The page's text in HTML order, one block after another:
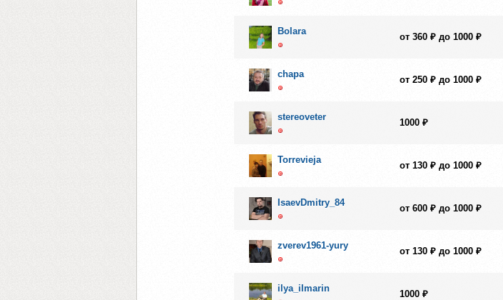
Bolara
от 360 ₽ до 1000 ₽
chapa
от 250 ₽ до 1000 ₽
stereoveter
1000 ₽
Torrevieja
от 130 ₽ до 1000 ₽
IsaevDmitry_84
от 600 ₽ до 1000 ₽
zverev1961-yury
от 130 ₽ до 1000 ₽
ilya_ilmarin
1000 ₽